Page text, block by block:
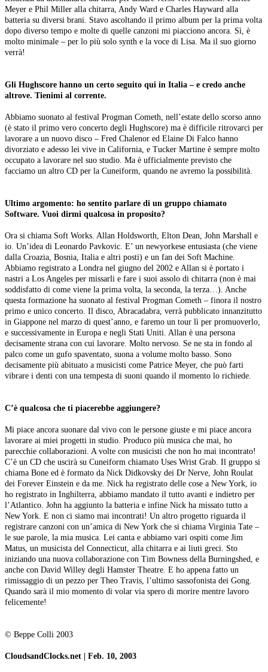
Meyer e Phil Miller alla chitarra, Andy Ward e Charles Hayward alla
batteria su diversi brani. Stavo ascoltando il primo album per la prima volta
dopo diverso tempo e molte di quelle canzoni mi piacciono ancora. Sì, è
molto minimale – per lo più solo synth e la voce di Lisa. Ma il suo giorno
verrà!
Gli Hughscore hanno un certo seguito qui in Italia – e credo anche
altrove. Tienimi al corrente.
Abbiamo suonato al festival Progman Cometh, nell’estate dello scorso anno
(è stato il primo vero concerto degli Hughscore) ma è difficile ritrovarci per
lavorare a un nuovo disco – Fred Chalenor ed Elaine Di Falco hanno
divorziato e adesso lei vive in California, e Tucker Martine è sempre molto
occupato a lavorare nel suo studio. Ma è ufficialmente previsto che
facciamo un altro CD per la Cuneiform, quando ne avremo la possibilità.
Ultimo argomento: ho sentito parlare di un gruppo chiamato
Software. Vuoi dirmi qualcosa in proposito?
Ora si chiama Soft Works. Allan Holdsworth, Elton Dean, John Marshall e
io. Un’idea di Leonardo Pavkovic. E’ un newyorkese entusiasta (che viene
dalla Croazia, Bosnia, Italia e altri posti) e un fan dei Soft Machine.
Abbiamo registrato a Londra nel giugno del 2002 e Allan si è portato i
nastri a Los Angeles per missarli e fare i suoi assolo di chitarra (non è mai
soddisfatto di come viene la prima volta, la seconda, la terza…). Anche
questa formazione ha suonato al festival Progman Cometh – finora il nostro
primo e unico concerto. Il disco, Abracadabra, verrà pubblicato innanzitutto
in Giappone nel marzo di quest’anno, e faremo un tour lì per promuoverlo,
e successivamente in Europa e negli Stati Uniti. Allan è una persona
decisamente strana con cui lavorare. Molto nervoso. Se ne sta in fondo al
palco come un gufo spaventato, suona a volume molto basso. Sono
decisamente più abituato a musicisti come Patrice Meyer, che può farti
vibrare i denti con una tempesta di suoni quando il momento lo richiede.
C’è qualcosa che ti piacerebbe aggiungere?
Mi piace ancora suonare dal vivo con le persone giuste e mi piace ancora
lavorare ai miei progetti in studio. Produco più musica che mai, ho
parecchie collaborazioni. A volte con musicisti che non ho mai incontrato!
C’è un CD che uscirà su Cuneiform chiamato Uses Wrist Grab. Il gruppo si
chiama Bone ed è formato da Nick Didkovsky dei Dr Nerve, John Roulat
dei Forever Einstein e da me. Nick ha registrato delle cose a New York, io
ho registrato in Inghilterra, abbiamo mandato il tutto avanti e indietro per
l’Atlantico. John ha aggiunto la batteria e infine Nick ha missato tutto a
New York. E non ci siamo mai incontrati! Un altro progetto riguarda il
registrare canzoni con un’amica di New York che si chiama Virginia Tate –
le sue parole, la mia musica. Lei canta e abbiamo vari ospiti come Jim
Matus, un musicista del Connecticut, alla chitarra e ai liuti greci. Sto
iniziando una nuova collaborazione con Tim Bowness della Burningshed, e
anche con David Willey degli Hamster Theatre. E ho appena fatto un
rimissaggio di un pezzo per Theo Travis, l’ultimo sassofonista dei Gong.
Quando sarà il mio momento di volar via spero di morire mentre lavoro
felicemente!
© Beppe Colli 2003
CloudsandClocks.net | Feb. 10, 2003